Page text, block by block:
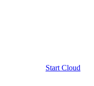
Start Cloud